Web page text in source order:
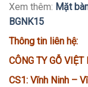
Xem thêm: Mặt
BGNK15
Thông tin liên hệ:
CÔNG TY GỖ VIỆT
CS1: Vĩnh Ninh –